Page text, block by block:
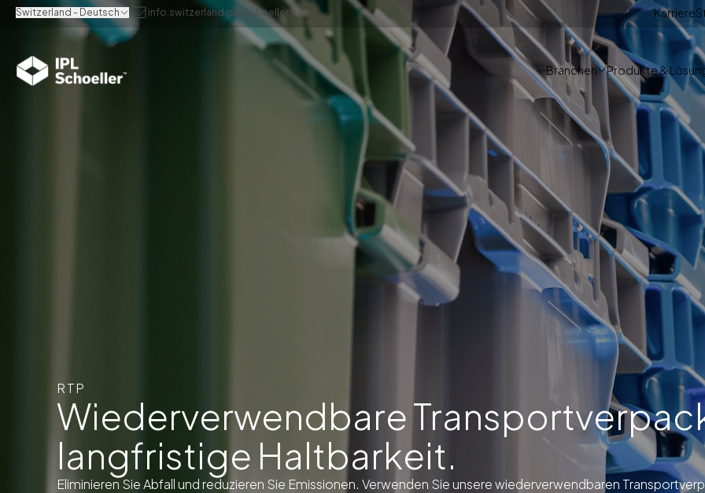
Switzerland - Deutsch info.switzerland@iplschoeller.com Karriere
Branchen Produkte &
RTP
Wiederverwendbare
langfristige Haltbarkeit.
Eliminieren Sie Abfall und reduzieren Sie Emissionen. Verwenden Sie unsere wiederverwendbaren